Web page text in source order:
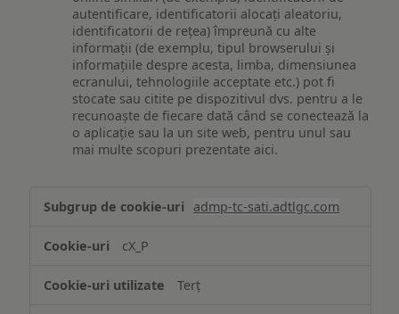
autentificare, identificatorii alocați aleatoriu,
identificatorii de rețea) împreună cu alte
informații (de exemplu, tipul browserului și
informațiile despre acesta, limba, dimensiunea
ecranului, tehnologiile acceptate etc.) pot fi
stocate sau citite pe dispozitivul dvs. pentru a le
recunoaște de fiecare dată când se conectează la
o aplicație sau la un site web, pentru unul sau
mai multe scopuri prezentate aici.
și/sau
informațiilor
pe
admp-tc-sati.adtlgc.com
cX_P
Terț